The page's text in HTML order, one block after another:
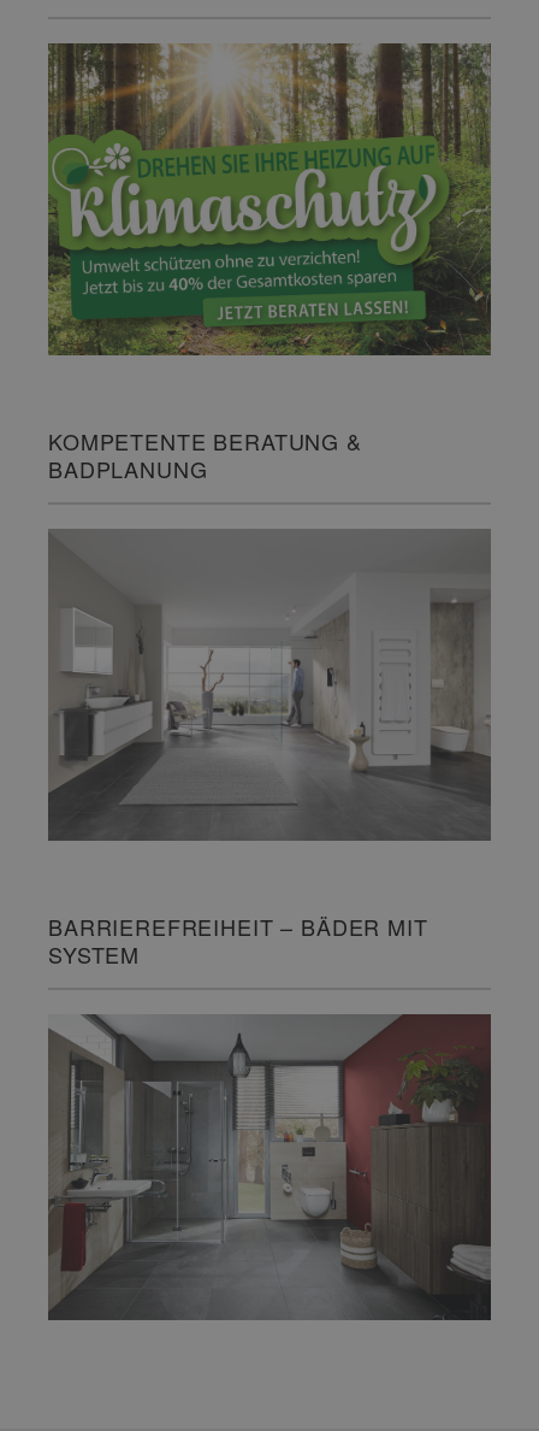
KOMPETENTE BERATUNG &
BADPLANUNG
BARRIEREFREIHEIT – BÄDER MIT
SYSTEM